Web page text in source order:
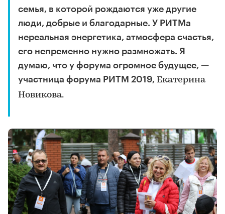
семья, в которой рождаются уже другие
люди, добрые и благодарные. У РИТМа
нереальная энергетика, атмосфера счастья,
его непременно нужно размножать. Я
думаю, что у форума огромное будущее, —
участница форума РИТМ 2019, Екатерина
Новикова.